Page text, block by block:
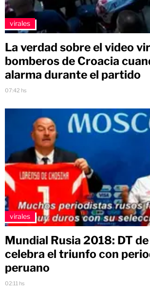
virales
La verdad sobre el video
bomberos de Croacia
alarma durante el partido
07:42 hs
virales
Mundial Rusia 2018: DT
celebra el triunfo con
peruano
02:11 hs